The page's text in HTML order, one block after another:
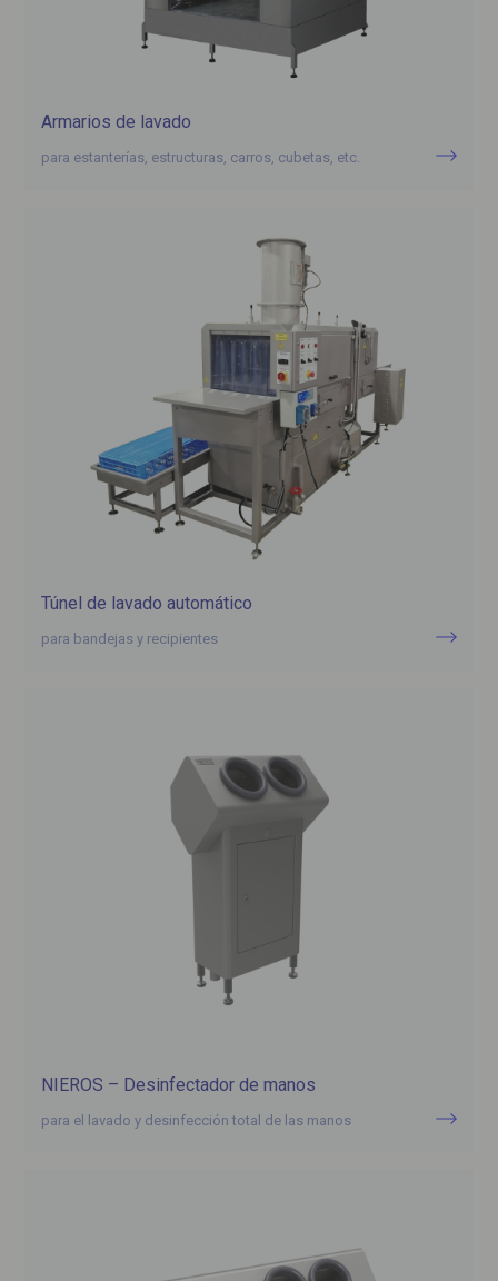
Armarios de lavado
para estanterías, estructuras, carros, cubetas, etc.
Túnel de lavado automático
para bandejas y recipientes
NIEROS – Desinfectador de manos
para el lavado y desinfección total de las manos